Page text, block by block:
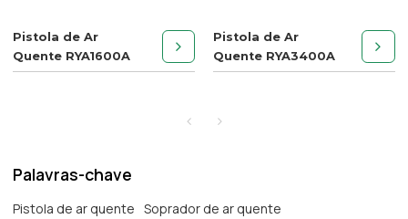
Pistola de Ar
Quente RYA1600A
Pistola de Ar
Quente RYA3400A
Palavras-chave
Pistola de ar quente
Soprador de ar quente